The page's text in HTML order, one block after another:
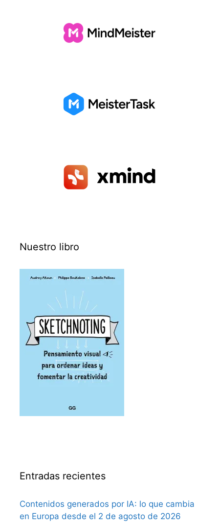
Nuestro libro
Entradas recientes
Contenidos generados por IA: lo que cambia
en Europa desde el 2 de agosto de 2026